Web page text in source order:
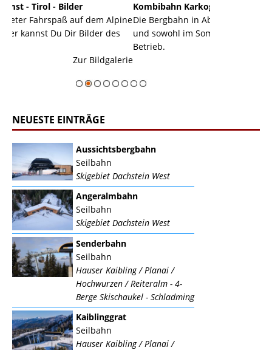
dem Alpine
Bilder des
Kombibahn Karkogel - Abtenau - Salzburg
Die Bergbahn in Abtenau ist eine Kombibahn
und sowohl im Sommer als auch im Winter in
NEUESTE EINTRÄGE
Aussichtsbergbahn
Seilbahn
Skigebiet Dachstein West
Angeralmbahn
Seilbahn
Skigebiet Dachstein West
Senderbahn
Seilbahn
Hauser Kaibling / Planai /
Hochwurzen / Reiteralm - 4-
Berge Skischaukel - Schladming
Kaiblinggrat
Seilbahn
Hauser Kaibling / Planai /